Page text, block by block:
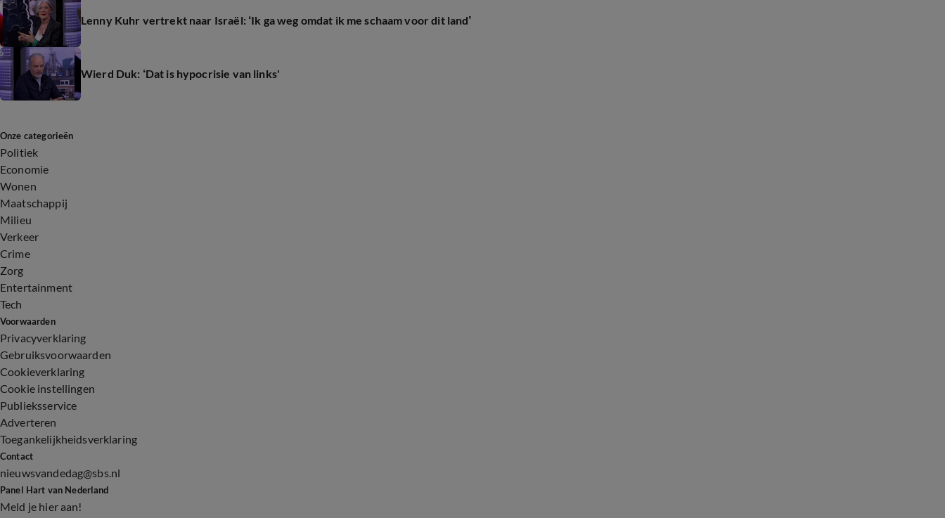
Lenny Kuhr vertrekt naar Israël: ‘Ik ga weg omdat ik me schaam voor dit land’
Wierd Duk: ‘Dat is hypocrisie van links'
Onze categorieën
Politiek
Economie
Wonen
Maatschappij
Milieu
Verkeer
Crime
Zorg
Entertainment
Tech
Voorwaarden
Privacyverklaring
Gebruiksvoorwaarden
Cookieverklaring
Cookie instellingen
Publieksservice
Adverteren
Toegankelijkheidsverklaring
Contact
nieuwsvandedag@sbs.nl
Panel Hart van Nederland
Meld je hier aan!